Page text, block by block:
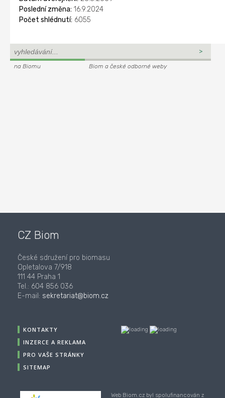
Poslední změna: 16.9.2024
Počet shlédnutí: 6055
na Biomu Biom a české odborné weby
CZ Biom
České sdružení pro biomasu
Opletalova 7/918
111 44 Praha 1
Tel.: 604 856 036
E-mail: sekretariat@biom.cz
KONTAKTY
INZERCE A REKLAMA
PRO VAŠE STRÁNKY
SITEMAP
Web Biom.cz byl spolufinancován z